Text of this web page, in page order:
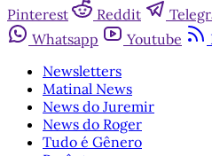
Pinterest
Reddit
Whatsapp
Youtube
Newsletters
Matinal News
News do Juremir
News do Roger
Tudo é Gênero